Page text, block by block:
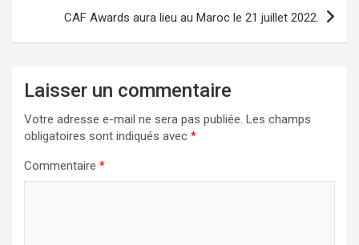
CAF Awards aura lieu au Maroc le 21 juillet 2022.
Laisser un commentaire
Votre adresse e-mail ne sera pas publiée. Les champs
obligatoires sont indiqués avec *
Commentaire *